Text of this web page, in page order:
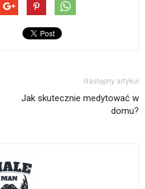
Następny artykuł
Jak skutecznie medytować w
domu?